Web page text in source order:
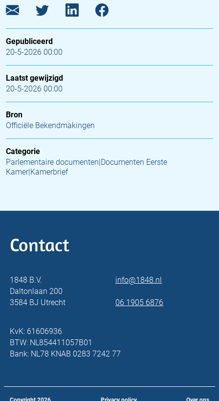
Gepubliceerd
20-5-2026 00:00
Laatst gewijzigd
20-5-2026 00:00
Bron
Officiële Bekendmakingen
Categorie
Parlementaire documenten|Documenten Eerste
Kamer|Kamerbrief
Contact
1848 B.V.
Daltonlaan 200
3584 BJ Utrecht
info@1848.nl
06 1905 6876
KvK: 61606936
BTW: NL854411057B01
Bank: NL78 KNAB 0283 7242 77